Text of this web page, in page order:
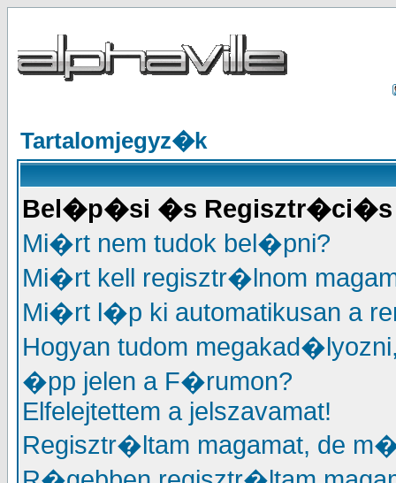
Tartalomjegyz�k
Bel�p�si �s Regisztr�ci�s
Mi�rt nem tudok bel�pni?
Mi�rt kell regisztr�lnom
Mi�rt l�p ki automatikusan a
Hogyan tudom
�pp jelen a F�rumon?
Elfelejtettem a jelszavamat!
Regisztr�ltam magamat, de